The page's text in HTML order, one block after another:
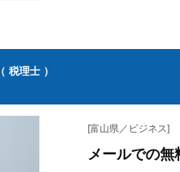
（ 税理士 ）
[富山県／ビジネス]
メールでの無